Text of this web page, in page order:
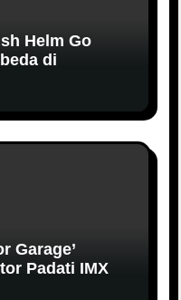
Helm Go
di
Garage’
Padati IMX